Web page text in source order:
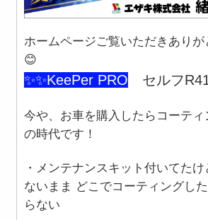
ホームページご覧いただきあり
😊
✨✨KeePer PRO セルフ
今や、お車を購入したらコーテ
の時代です！
・メンテナンスキット付いてた
ないまま どこでコーティングし
らない